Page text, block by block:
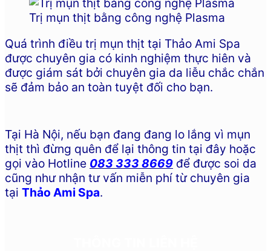
Trị mụn thịt bằng công nghệ Plasma
Quá trình điều trị mụn thịt tại Thảo Ami Spa
được chuyên gia có kinh nghiệm thực hiên và
được giám sát bởi chuyên gia da liễu chắc chắn
sẽ đảm bảo an toàn tuyệt đối cho bạn.
Tại Hà Nội, nếu bạn đang đang lo lắng vì mụn
thịt thì đừng quên để lại thông tin tại đây hoặc
gọi vào Hotline 083 333 8669 để được soi da
cũng như nhận tư vấn miễn phí từ chuyên gia
tại Thảo Ami Spa.